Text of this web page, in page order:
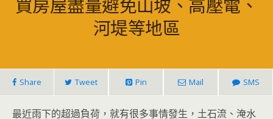
河堤等地區
Share Tweet Pin Mail SMS
最近雨下的超過負荷，就有很多事情發生，土石流、淹水